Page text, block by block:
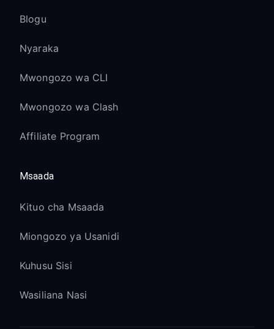
Blogu
Nyaraka
Mwongozo wa CLI
Mwongozo wa Clash
Affiliate Program
Msaada
Kituo cha Msaada
Miongozo ya Usanidi
Kuhusu Sisi
Wasiliana Nasi